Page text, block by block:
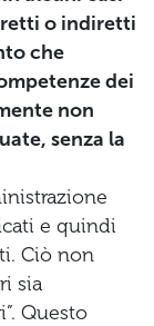
o indiretti
che
dei
non
senza la
e quindi
Ciò non
sia
Questo